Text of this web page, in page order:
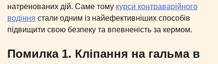
натренованих дій. Саме тому курси контраварійного
водіння стали одним із найефективніших способів
підвищити свою безпеку та впевненість за кермом.
Помилка 1. Кліпання на гальма в